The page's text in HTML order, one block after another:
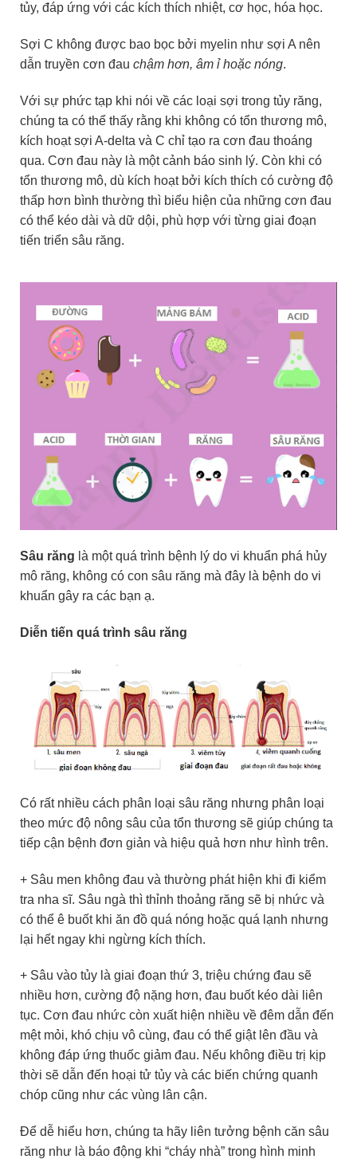
tủy, đáp ứng với các kích thích nhiệt, cơ học, hóa học.
Sợi C không được bao bọc bởi myelin như sợi A nên
dẫn truyền cơn đau chậm hơn, âm ỉ hoặc nóng.
Với sự phức tạp khi nói về các loại sợi trong tủy răng,
chúng ta có thể thấy rằng khi không có tổn thương mô,
kích hoạt sợi A-delta và C chỉ tạo ra cơn đau thoáng
qua. Cơn đau này là một cảnh báo sinh lý. Còn khi có
tổn thương mô, dù kích hoạt bởi kích thích có cường độ
thấp hơn bình thường thì biểu hiện của những cơn đau
có thể kéo dài và dữ dội, phù hợp với từng giai đoạn
tiến triển sâu răng.
Sâu răng là một quá trình bệnh lý do vi khuẩn phá hủy
mô răng, không có con sâu răng mà đây là bệnh do vi
khuẩn gây ra các bạn ạ.
Diễn tiến quá trình sâu răng
Có rất nhiều cách phân loại sâu răng nhưng phân loại
theo mức độ nông sâu của tổn thương sẽ giúp chúng ta
tiếp cận bệnh đơn giản và hiệu quả hơn như hình trên.
+ Sâu men không đau và thường phát hiện khi đi kiểm
tra nha sĩ. Sâu ngà thì thỉnh thoảng răng sẽ bị nhức và
có thể ê buốt khi ăn đồ quá nóng hoặc quá lạnh nhưng
lại hết ngay khi ngừng kích thích.
+ Sâu vào tủy là giai đoạn thứ 3, triệu chứng đau sẽ
nhiều hơn, cường độ nặng hơn, đau buốt kéo dài liên
tục. Cơn đau nhức còn xuất hiện nhiều về đêm dẫn đến
mệt mỏi, khó chịu vô cùng, đau có thể giật lên đầu và
không đáp ứng thuốc giảm đau. Nếu không điều trị kịp
thời sẽ dẫn đến hoại tử tủy và các biến chứng quanh
chóp cũng như các vùng lân cận.
Để dễ hiểu hơn, chúng ta hãy liên tưởng bệnh căn sâu
răng như là báo động khi “cháy nhà” trong hình minh